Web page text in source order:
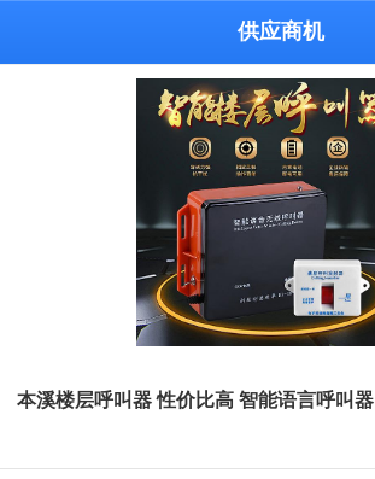
供应商机
本溪楼层呼叫器 性价比高 智能语言呼叫器